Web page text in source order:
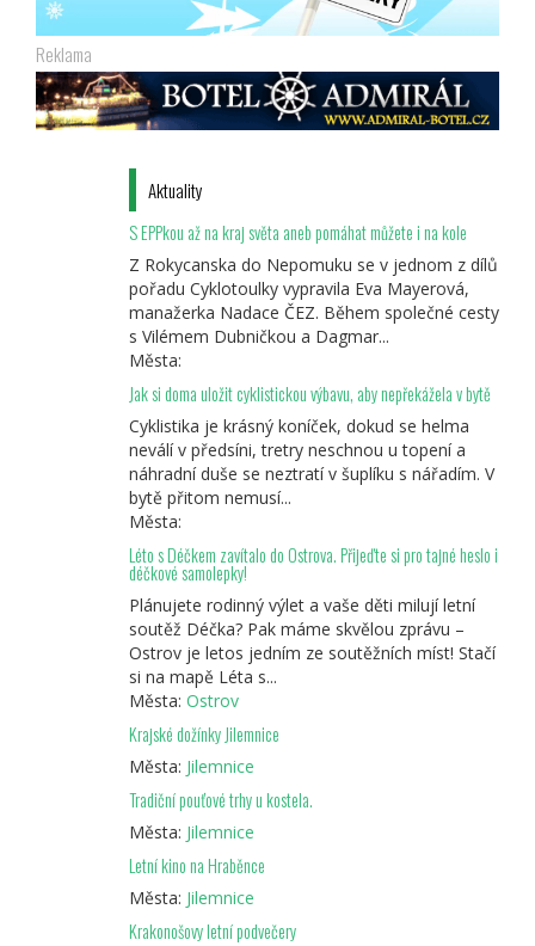
Reklama
Aktuality
S EPPkou až na kraj světa aneb pomáhat můžete i na kole
Z Rokycanska do Nepomuku se v jednom z dílů
pořadu Cyklotoulky vypravila Eva Mayerová,
manažerka Nadace ČEZ. Během společné cesty
s Vilémem Dubničkou a Dagmar...
Města:
Jak si doma uložit cyklistickou výbavu, aby nepřekážela v bytě
Cyklistika je krásný koníček, dokud se helma
neválí v předsíni, tretry neschnou u topení a
náhradní duše se neztratí v šuplíku s nářadím. V
bytě přitom nemusí...
Města:
Léto s Déčkem zavítalo do Ostrova. Přijeďte si pro tajné heslo i
déčkové samolepky!
Plánujete rodinný výlet a vaše děti milují letní
soutěž Déčka? Pak máme skvělou zprávu –
Ostrov je letos jedním ze soutěžních míst! Stačí
si na mapě Léta s...
Města: Ostrov
Krajské dožínky Jilemnice
Města: Jilemnice
Tradiční pouťové trhy u kostela.
Města: Jilemnice
Letní kino na Hraběnce
Města: Jilemnice
Krakonošovy letní podvečery